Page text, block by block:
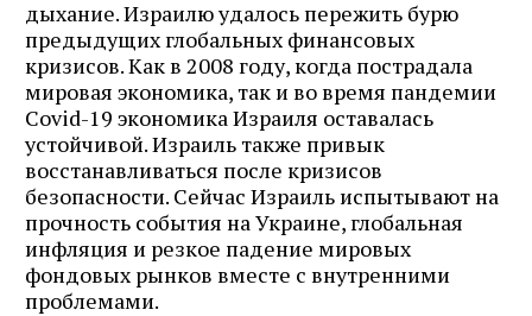
дыхание. Израилю удалось пережить бурю
предыдущих глобальных финансовых
кризисов. Как в 2008 году, когда пострадала
мировая экономика, так и во время пандемии
Covid-19 экономика Израиля оставалась
устойчивой. Израиль также привык
восстанавливаться после кризисов
безопасности. Сейчас Израиль испытывают на
прочность события на Украине, глобальная
инфляция и резкое падение мировых
фондовых рынков вместе с внутренними
проблемами.